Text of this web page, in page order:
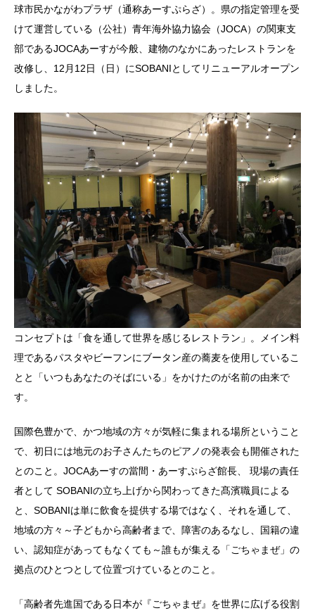
球市民かながわプラザ（通称あーすぷらざ）。県の指定管理を受
けて運営している（公社）青年海外協力協会（JOCA）の関東支
部であるJOCAあーすが今般、建物のなかにあったレストランを
改修し、12月12日（日）にSOBANIとしてリニューアルオープン
しました。
コンセプトは「食を通して世界を感じるレストラン」。メイン料
理であるパスタやビーフンにブータン産の蕎麦を使用しているこ
とと「いつもあなたのそばにいる」をかけたのが名前の由来で
す。
国際色豊かで、かつ地域の方々が気軽に集まれる場所ということ
で、初日には地元のお子さんたちのピアノの発表会も開催された
とのこと。JOCAあーすの當間・あーすぷらざ館長、 現場の責任
者として SOBANIの立ち上げから関わってきた髙濱職員による
と、SOBANIは単に飲食を提供する場ではなく、それを通して、
地域の方々～子どもから高齢者まで、障害のあるなし、国籍の違
い、認知症があってもなくても～誰もが集える「ごちゃまぜ」の
拠点のひとつとして位置づけているとのこと。
「高齢者先進国である日本が『ごちゃまぜ』を世界に広げる役割